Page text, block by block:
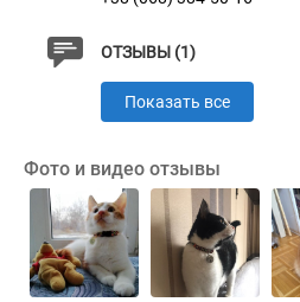
ОТЗЫВЫ (1)
Показать все
Фото и видео отзывы